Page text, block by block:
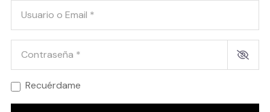
Usuario o Email*
Contraseña*
Recuérdame